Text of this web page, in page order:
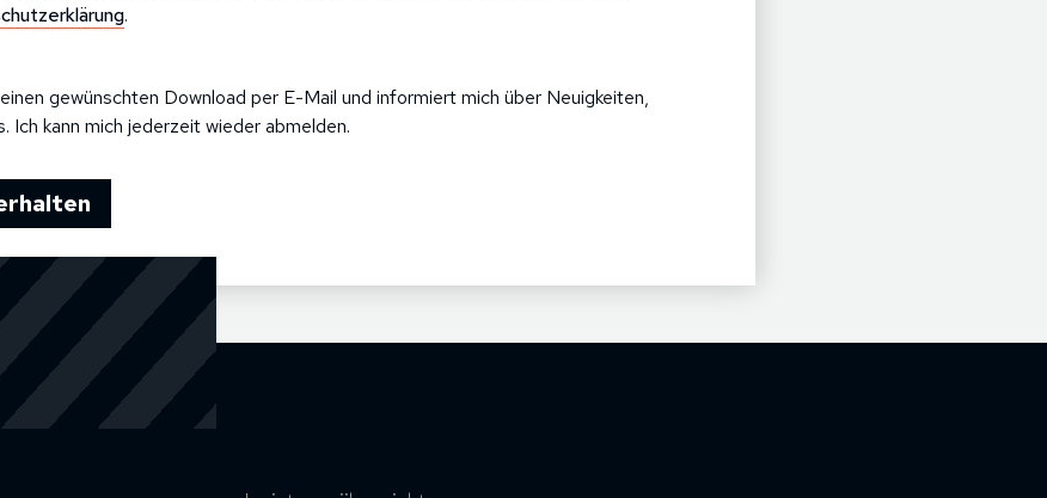
.
gewünschten Download per E-Mail und informiert mich über Neuigkeiten,
Ich kann mich jederzeit wieder abmelden.